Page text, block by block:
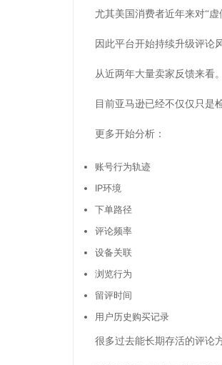
尤其美国消费者近年来对“虚
因此平台开始持续升级评论
从近两年大量卖家反馈来看。
目前亚马逊已经不仅仅只是
更多开始分析：
账号行为轨迹
IP环境
下单路径
评论频率
设备关联
浏览行为
留评时间
用户历史购买记录
很多过去能长期存活的评论